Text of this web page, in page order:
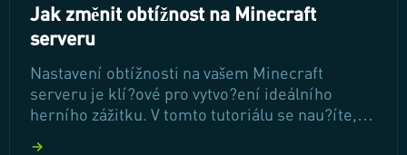
Jak změnit obtížnost na Minecraft
serveru
Nastavení obtížnosti na vašem Minecraft
serveru je klí?ové pro vytvo?ení ideálního
herního zážitku. V tomto tutoriálu se nau?íte,